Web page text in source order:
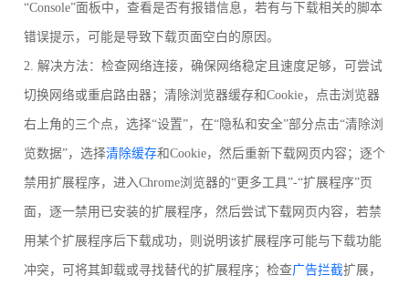
“Console”面板中，查看是否有报错信息，若有与下载相关的脚本
错误提示，可能是导致下载页面空白的原因。
2. 解决方法：检查网络连接，确保网络稳定且速度足够，可尝试
切换网络或重启路由器；清除浏览器缓存和Cookie，点击浏览器
右上角的三个点，选择“设置”，在“隐私和安全”部分点击“清除浏
览数据”，选择清除缓存和Cookie，然后重新下载网页内容；逐个
禁用扩展程序，进入Chrome浏览器的“更多工具”-“扩展程序”页
面，逐一禁用已安装的扩展程序，然后尝试下载网页内容，若禁
用某个扩展程序后下载成功，则说明该扩展程序可能与下载功能
冲突，可将其卸载或寻找替代的扩展程序；检查广告拦截扩展，